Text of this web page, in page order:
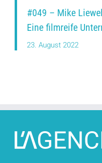
#049 – Mike
Eine filmreife
23. August 2022